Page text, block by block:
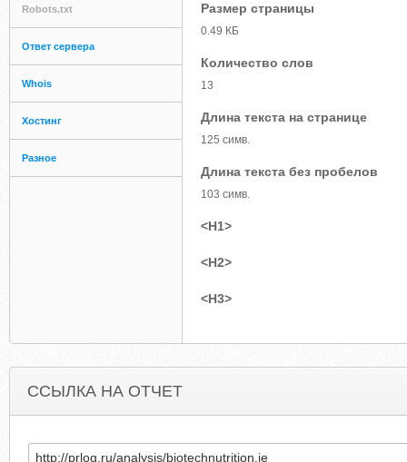
Robots.txt
Ответ сервера
Whois
Хостинг
Разное
Размер страницы
0.49 КБ
Количество слов
13
Длина текста на странице
125 симв.
Длина текста без пробелов
103 симв.
<H1>
<H2>
<H3>
ССЫЛКА НА ОТЧЕТ